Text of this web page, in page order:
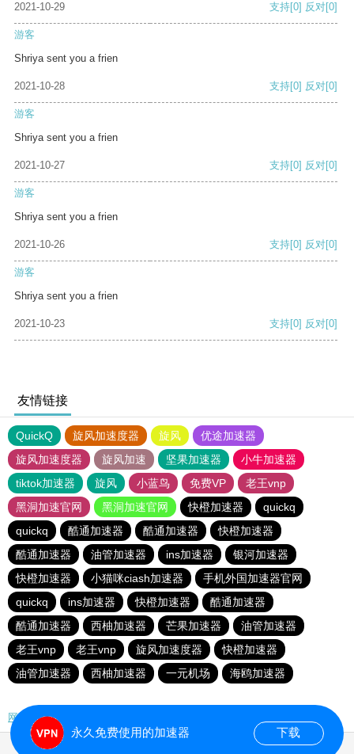
2021-10-29 支持[0] 反对[0]
游客
Shriya sent you a frien
2021-10-28 支持[0] 反对[0]
游客
Shriya sent you a frien
2021-10-27 支持[0] 反对[0]
游客
Shriya sent you a frien
2021-10-26 支持[0] 反对[0]
游客
Shriya sent you a frien
2021-10-23 支持[0] 反对[0]
友情链接
QuickQ 旋风加速度器 旋风
优途加速器
旋风加速度器
旋风加速 坚果加速器
小牛加速器
tiktok加速器
旋风 小蓝鸟 免费VP
老王vnp
黑洞加速官网
黑洞加速官网 快橙加速器
quickq
quickq
酷通加速器 酷通加速器
快橙加速器
酷通加速器
油管加速器 ins加速器
银河加速器
快橙加速器
小猫咪ciash加速器
手机外国加速器官网
quickq
ins加速器 快橙加速器
酷通加速器
酷通加速器
西柚加速器 芒果加速器
油管加速器
老王vnp
老王vnp 旋风加速度器
快橙加速器
油管加速器
西柚加速器 一元机场 海鸥加速器
网站地图
永久免费使用的加速器 下载